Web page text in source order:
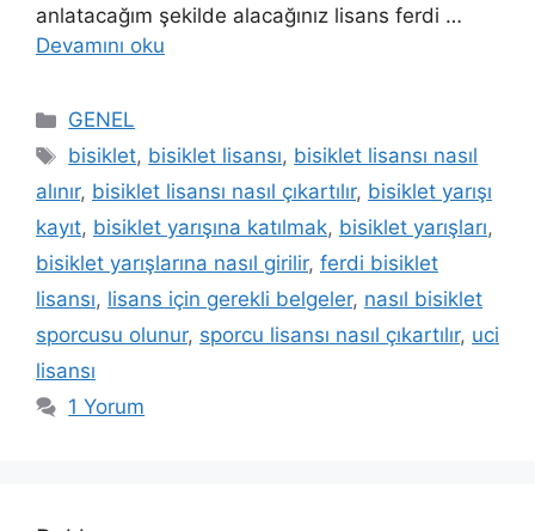
anlatacağım şekilde alacağınız lisans ferdi …
Devamını oku
Kategoriler
GENEL
Etiketler
bisiklet, bisiklet lisansı, bisiklet lisansı nasıl
alınır, bisiklet lisansı nasıl çıkartılır, bisiklet yarışı
kayıt, bisiklet yarışına katılmak, bisiklet yarışları,
bisiklet yarışlarına nasıl girilir, ferdi bisiklet
lisansı, lisans için gerekli belgeler, nasıl bisiklet
sporcusu olunur, sporcu lisansı nasıl çıkartılır, uci
lisansı
1 Yorum